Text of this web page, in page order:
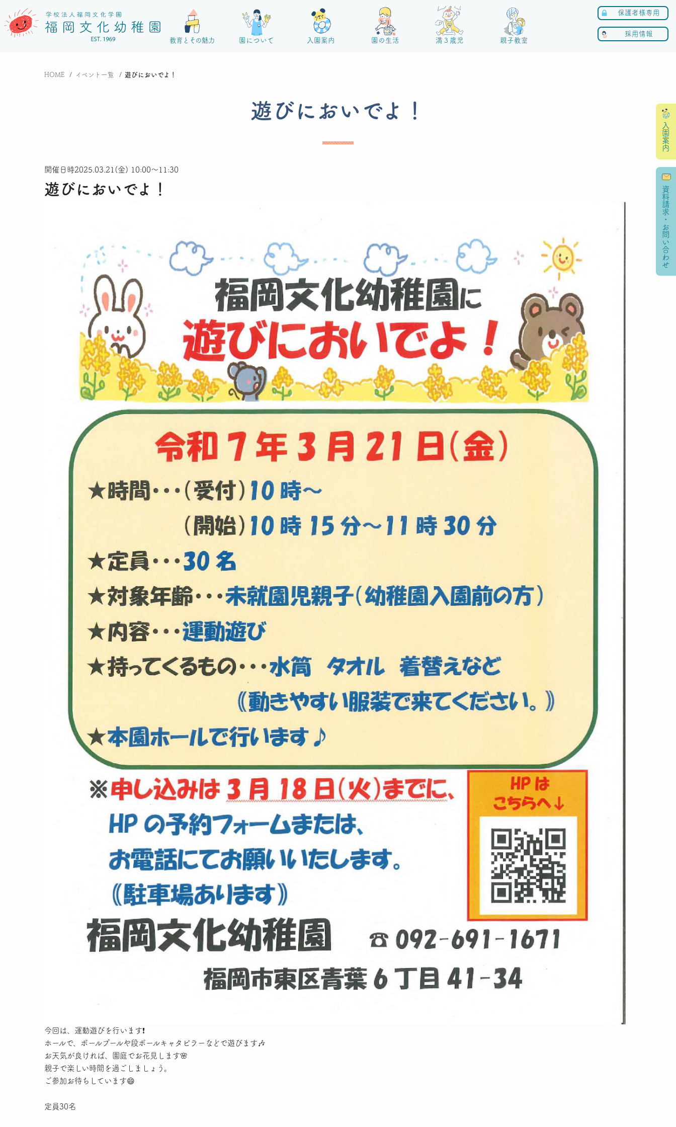
教育とその魅力 園について 入園案内 園の生活 満３歳児 親子教室
保護者様専用
採用情報
HOME イベント一覧 遊びにおいでよ！
遊びにおいでよ！
開催日時2025.03.21(金) 10:00～11:30
遊びにおいでよ！
今回は、運動遊びを行います❗
ホールで、ボールプールや段ボールキャタピラーなどで遊びます🎶
お天気が良ければ、園庭でお花見します🌸
親子で楽しい時間を過ごしましょう。
ご参加お待ちしています😄
定員30名
入園案内
資料請求・お問い合わせ